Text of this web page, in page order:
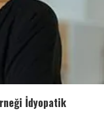
İdyopatik